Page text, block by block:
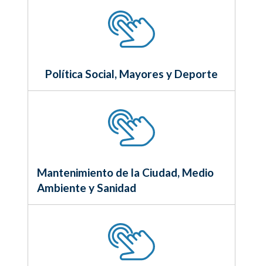
Política Social, Mayores y Deporte
Mantenimiento de la Ciudad, Medio
Ambiente y Sanidad